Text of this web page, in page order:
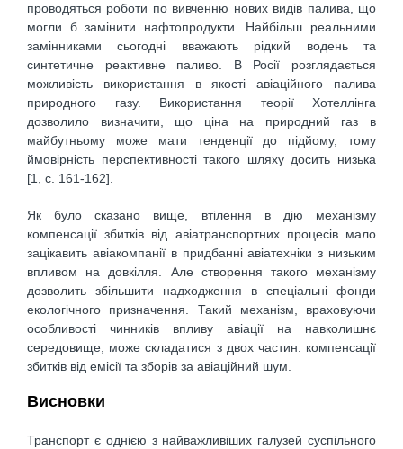
проводяться роботи по вивченню нових видів палива, що
могли б замінити нафтопродукти. Найбільш реальними
замінниками сьогодні вважають рідкий водень та
синтетичне реактивне паливо. В Росії розглядається
можливість використання в якості авіаційного палива
природного газу. Використання теорії Хотеллінга
дозволило визначити, що ціна на природний газ в
майбутньому може мати тенденції до підйому, тому
ймовірність перспективності такого шляху досить низька
[1, c. 161-162].
Як було сказано вище, втілення в дію механізму
компенсації збитків від авіатранспортних процесів мало
зацікавить авіакомпанії в придбанні авіатехніки з низьким
впливом на довкілля. Але створення такого механізму
дозволить збільшити надходження в спеціальні фонди
екологічного призначення. Такий механізм, враховуючи
особливості чинників впливу авіації на навколишнє
середовище, може складатися з двох частин: компенсації
збитків від емісії та зборів за авіаційний шум.
Висновки
Транспорт є однією з найважливіших галузей суспільного